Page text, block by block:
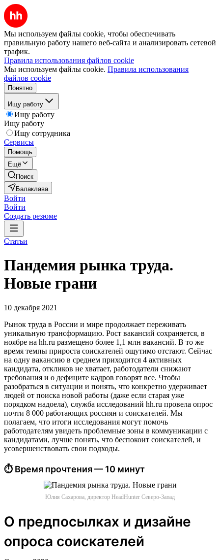
Мы используем файлы cookie, чтобы обеспечивать
правильную работу нашего веб-сайта и анализировать сетевой
трафик.
Правила использования файлов cookie
Мы используем файлы cookie. Правила использования
файлов cookie
Понятно
Ищу работу
Ищу работу
Ищу работу
Ищу сотрудника
Сервисы
Помощь
Ещё
Поиск
Балаклава
Войти
Войти
Создать резюме
Статьи
Пандемия рынка труда.
Новые грани
10 декабря 2021
Рынок труда в России и мире продолжает переживать
уникальную трансформацию. Рост вакансий сохраняется, в
ноябре на hh.ru размещено более 1,1 млн вакансий. В то же
время темпы прироста соискателей ощутимо отстают. Сейчас
на одну вакансию в среднем приходится 4 активных
кандидата, откликов не хватает, работодатели снижают
требования и о дефиците кадров говорят все. Чтобы
разобраться в ситуации и понять, что конкретно удерживает
людей от поиска новой работы (даже если старая уже
порядком надоела), служба исследований hh.ru провела опрос
почти 8 000 работающих россиян и соискателей. Мы
полагаем, что итоги исследования могут помочь
работодателям увидеть проблемные зоны в коммуникации с
кандидатами, лучше понять, что беспокоит соискателей, и
усовершенствовать свои подходы.
⏱ Время прочтения — 10 минут
Юлия Сахарова, директор HeadHunter Северо-Запад
О предпосылках и дизайне
опроса соискателей